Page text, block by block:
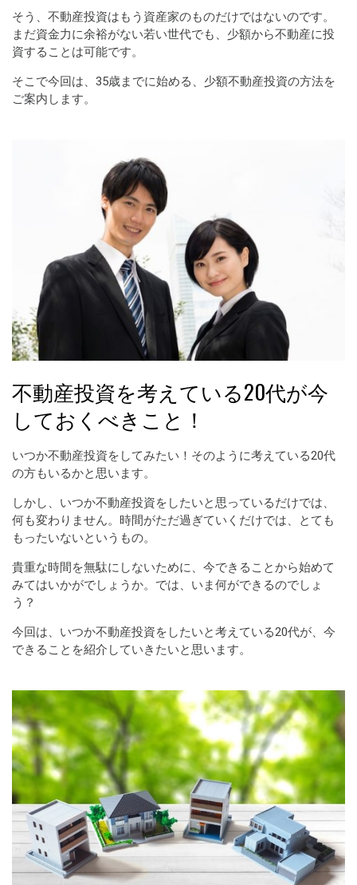
そう、不動産投資はもう資産家のものだけではないのです。
まだ資金力に余裕がない若い世代でも、少額から不動産に投
資することは可能です。
そこで今回は、35歳までに始める、少額不動産投資の方法を
ご案内します。
不動産投資を考えている20代が今
しておくべきこと！
いつか不動産投資をしてみたい！そのように考えている20代
の方もいるかと思います。
しかし、いつか不動産投資をしたいと思っているだけでは、
何も変わりません。時間がただ過ぎていくだけでは、とても
もったいないというもの。
貴重な時間を無駄にしないために、今できることから始めて
みてはいかがでしょうか。では、いま何ができるのでしょ
う？
今回は、いつか不動産投資をしたいと考えている20代が、今
できることを紹介していきたいと思います。